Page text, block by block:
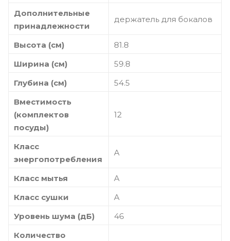
Дополнительные
принадлежности
держатель для бокалов
Высота (см)
81.8
Ширина (см)
59.8
Глубина (см)
54.5
Вместимость
(комплектов
посуды)
12
Класс
энергопотребления
A
Класс мытья
A
Класс сушки
A
Уровень шума (дБ)
46
Количество